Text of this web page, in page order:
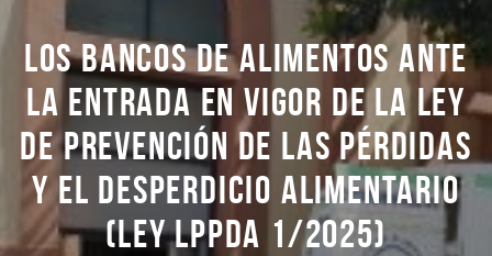
LOS BANCOS DE ALIMENTOS ANTE
LA ENTRADA EN VIGOR DE LA LEY
DE PREVENCIÓN DE LAS PÉRDIDAS
Y EL DESPERDICIO ALIMENTARIO
(LEY LPPDA 1/2025)